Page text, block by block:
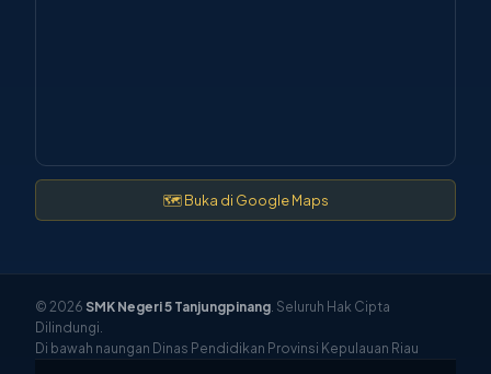
🗺 Buka di Google Maps
© 2026 SMK Negeri 5 Tanjungpinang . Seluruh Hak Cipta
Dilindungi.
Di bawah naungan Dinas Pendidikan Provinsi Kepulauan Riau